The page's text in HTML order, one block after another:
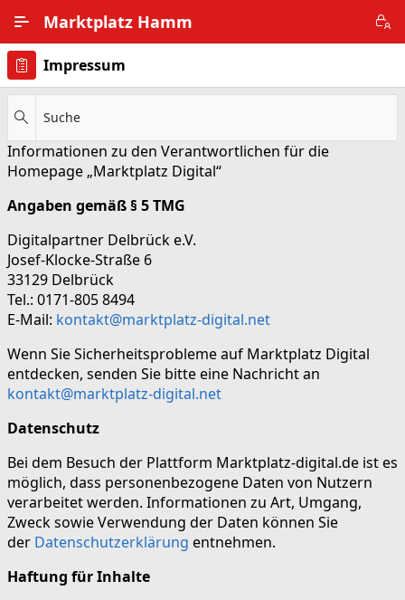
Marktplatz Hamm
Alle Ortsteile
Impressum
Nutzungsbedingungen
Datenschutz
Impressum
Suche
Informationen zu den Verantwortlichen für die
Homepage „Marktplatz Digital“
Angaben gemäß § 5 TMG
Digitalpartner Delbrück e.V.
Josef-Klocke-Straße 6
33129 Delbrück
Tel.: 0171-805 8494
E-Mail: kontakt@marktplatz-digital.net
Wenn Sie Sicherheitsprobleme auf Marktplatz Digital
entdecken, senden Sie bitte eine Nachricht an
kontakt@marktplatz-digital.net
Datenschutz
Bei dem Besuch der Plattform Marktplatz-digital.de ist es
möglich, dass personenbezogene Daten von Nutzern
verarbeitet werden. Informationen zu Art, Umgang,
Zweck sowie Verwendung der Daten können Sie
der Datenschutzerklärung entnehmen.
Haftung für Inhalte